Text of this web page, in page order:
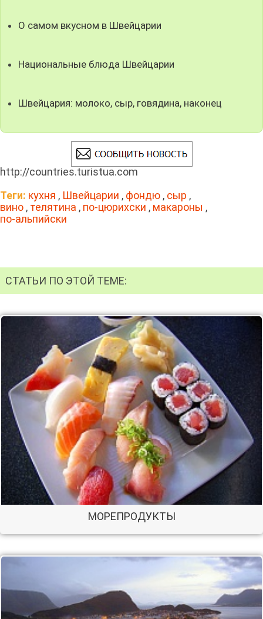
О самом вкусном в Швейцарии
Национальные блюда Швейцарии
Швейцария: молоко, сыр, говядина, наконец
http://countries.turistua.com
Теги: кухня , Швейцарии , фондю , сыр ,
вино , телятина , по-цюрихски , макароны ,
по-альпийски
СТАТЬИ ПО ЭТОЙ ТЕМЕ:
МОРЕПРОДУКТЫ